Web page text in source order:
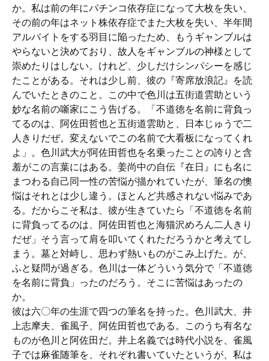
か。私は前の年にパチンコ依存症になって大枚を失い、
その前の年はネット株依存症でまた大枚を失い、半年間
アルバイトをする羽目に陥ったため、もうギャンブルは
やらないと決めており、故人をギャンブルの神様として
崇めたりはしない。けれど、少しだけシンパシーを感じ
たことがある。それは少し前、彼の『寄席放浪記』を読
んでいたときのこと。この中で色川は五街道雲助という
妙な名前の噺家にこう告げる。「不道徳を名前に背負っ
てるのは、阿佐田哲也と五街道雲助と、日本じゅうで二
人きりだぜ。変えないでこの名前で大看板になってくれ
よ」。色川武大が阿佐田哲也を名乗ったことの誇りと含
羞がこの言葉にはある。姜尚中の自伝『在日』にも名に
まつわる自己同一性の苦悩が描かれていたが、筆名の懊
悩はそれとは少し違う。ほとんど共感されない悩みであ
る。だからこそ私は、彼が生きていたら「不道徳を名前
に背負ってるのは、阿佐田哲也と海猫沢めろん二人きり
だぜ」そう言って肩を叩いてくれただろうかと考えてし
まう。墓と対峙し、思わず熱いものがこみ上げた。が、
ふと疑問が過ぎる。色川は一体どういう気分で「不道徳
を名前に背負」ったのだろう。そこに苦悩はあったの
か。
彼は六〇年の生涯で四つの筆名を持った。色川武大、井
上志摩夫、雀風子、阿佐田哲也である。このうち有名な
ものが色川と阿佐田だ。井上名義では時代小説を、雀風
子では麻雀随筆を、それぞれ書いていたというが、私は